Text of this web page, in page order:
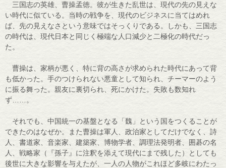
三国志の英雄、曹操孟徳。彼が生きた乱世は、現代の先の見えな
い時代に似ている。当時の戦争を、現代のビジネスに当てはめれ
ば、先の見えなさという意味ではそっくりである。しかも、三国志
の時代は、現代日本と同じく極端な人口減少と二極化の時代だっ
た。
曹操は、家柄が悪く、特に背の高さが求められた時代にあって背
も低かった。手のつけられない悪童として知られ、チーマーのよう
に振る舞った。親友に裏切られ、死にかけた。失敗も数知れ
ず……。
それでも、中国統一の基盤となる「魏」という国をつくることが
できたのはなぜか。また曹操は軍人、政治家としてだけでなく、詩
人、書道家、音楽家、建築家、博物学者、調理法発明者、囲碁の名
人、戦略家（『孫子』に注釈を添えて現代にまで残した）としても
後世に大きな影響を与えたが、一人の人物がこれほど多岐にわたっ